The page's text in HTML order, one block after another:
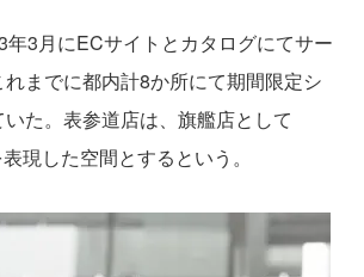
3月にECサイトとカタログにてサー
までに都内計8か所にて期間限定シ
いた。表参道店は、旗艦店として
現した空間とするという。